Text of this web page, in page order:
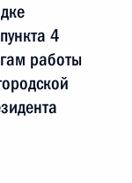
4
работы